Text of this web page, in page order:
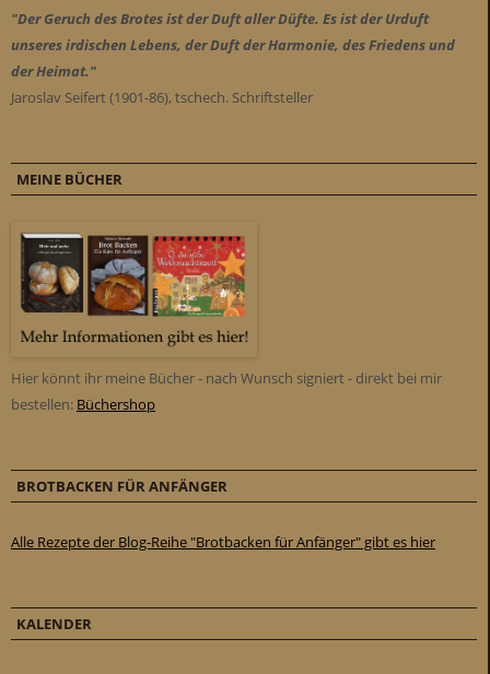
"Der Geruch des Brotes ist der Duft aller Düfte. Es ist der Urduft
unseres irdischen Lebens, der Duft der Harmonie, des Friedens und
der Heimat."
Jaroslav Seifert (1901-86), tschech. Schriftsteller
MEINE BÜCHER
Hier könnt ihr meine Bücher - nach Wunsch signiert - direkt bei mir
bestellen: Büchershop
BROTBACKEN FÜR ANFÄNGER
Alle Rezepte der Blog-Reihe "Brotbacken für Anfänger" gibt es hier
KALENDER